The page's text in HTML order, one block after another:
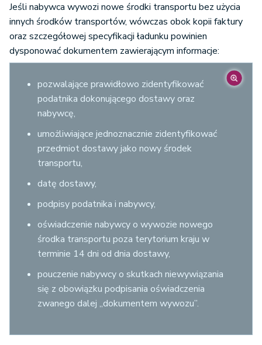
Jeśli nabywca wywozi nowe środki transportu bez użycia
innych środków transportów, wówczas obok kopii faktury
oraz szczegółowej specyfikacji ładunku powinien
dysponować dokumentem zawierającym informacje:
pozwalające prawidłowo zidentyfikować
podatnika dokonującego dostawy oraz
nabywcę,
umożliwiające jednoznacznie zidentyfikować
przedmiot dostawy jako nowy środek
transportu,
datę dostawy,
podpisy podatnika i nabywcy,
oświadczenie nabywcy o wywozie nowego
środka transportu poza terytorium kraju w
terminie 14 dni od dnia dostawy,
pouczenie nabywcy o skutkach niewywiązania
się z obowiązku podpisania oświadczenia
zwanego dalej „dokumentem wywozu”.